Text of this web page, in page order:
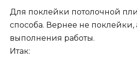
Для поклейки потолочной
способа. Вернее не поклейки,
выполнения работы.
Итак: